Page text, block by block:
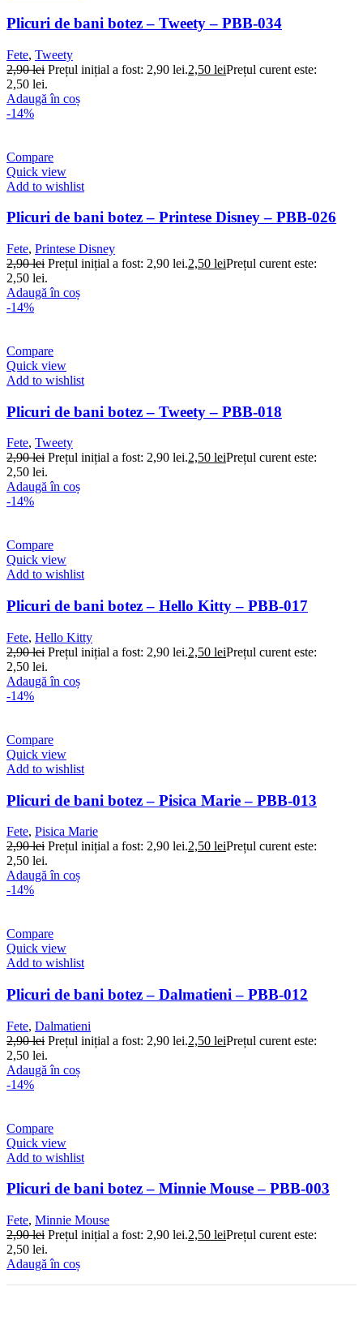
Plicuri de bani botez – Tweety – PBB-034
Fete, Tweety
2,90lei Prețul inițial a fost: 2,90 lei.2,50 leiPrețul curent este:
2,50 lei.
Adaugă în coș
-14%
Compare
Quick view
Add to wishlist
Plicuri de bani botez – Printese Disney – PBB-026
Fete, Printese Disney
2,90lei Prețul inițial a fost: 2,90 lei.2,50 leiPrețul curent este:
2,50 lei.
Adaugă în coș
-14%
Compare
Quick view
Add to wishlist
Plicuri de bani botez – Tweety – PBB-018
Fete, Tweety
2,90lei Prețul inițial a fost: 2,90 lei.2,50 leiPrețul curent este:
2,50 lei.
Adaugă în coș
-14%
Compare
Quick view
Add to wishlist
Plicuri de bani botez – Hello Kitty – PBB-017
Fete, Hello Kitty
2,90lei Prețul inițial a fost: 2,90 lei.2,50 leiPrețul curent este:
2,50 lei.
Adaugă în coș
-14%
Compare
Quick view
Add to wishlist
Plicuri de bani botez – Pisica Marie – PBB-013
Fete, Pisica Marie
2,90lei Prețul inițial a fost: 2,90 lei.2,50 leiPrețul curent este:
2,50 lei.
Adaugă în coș
-14%
Compare
Quick view
Add to wishlist
Plicuri de bani botez – Dalmatieni – PBB-012
Fete, Dalmatieni
2,90lei Prețul inițial a fost: 2,90 lei.2,50 leiPrețul curent este:
2,50 lei.
Adaugă în coș
-14%
Compare
Quick view
Add to wishlist
Plicuri de bani botez – Minnie Mouse – PBB-003
Fete, Minnie Mouse
2,90lei Prețul inițial a fost: 2,90 lei.2,50 leiPrețul curent este:
2,50 lei.
Adaugă în coș